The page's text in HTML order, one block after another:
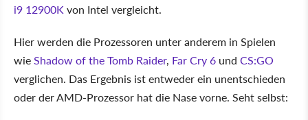
i9 12900K von Intel vergleicht.
Hier werden die Prozessoren unter anderem in Spielen
wieShadow of the Tomb Raider, Far Cry 6 und CS:GO
verglichen. Das Ergebnis ist entweder ein unentschieden
oder der AMD-Prozessor hat die Nase vorne. Seht selbst: